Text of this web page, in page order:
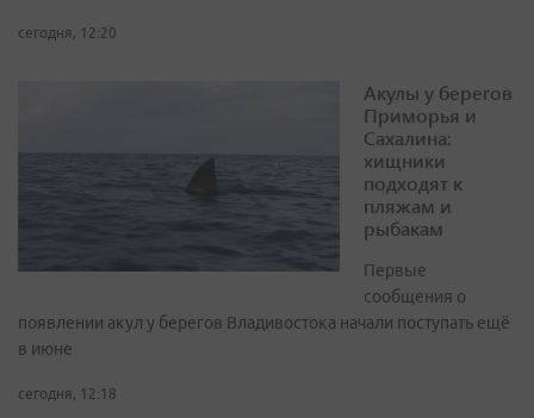
сегодня, 12:20
Акулы у берегов
Приморья и
Сахалина:
хищники
подходят к
пляжам и
рыбакам
Первые
сообщения о
появлении акул у берегов Владивостока начали поступать ещё
в июне
сегодня, 12:18